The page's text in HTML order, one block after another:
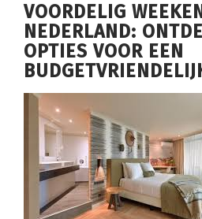
VOORDELIG
NEDERLAND:
OPTIES VOOR EEN